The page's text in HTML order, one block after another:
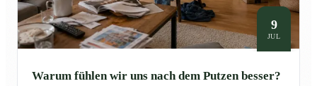
9
JUL
Warum fühlen wir uns nach dem Putzen besser?